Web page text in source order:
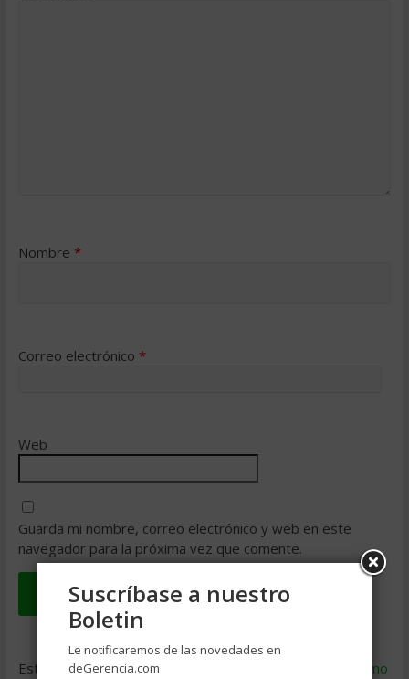
Nombre *
Correo electrónico *
Web
Guarda mi nombre, correo electrónico y web en este
navegador para la próxima vez que comente.
Este sitio usa Akismet para reducir el spam.
Aprende cómo
Suscríbase a nuestro
Boletin
Le notificaremos de las novedades en
deGerencia.com